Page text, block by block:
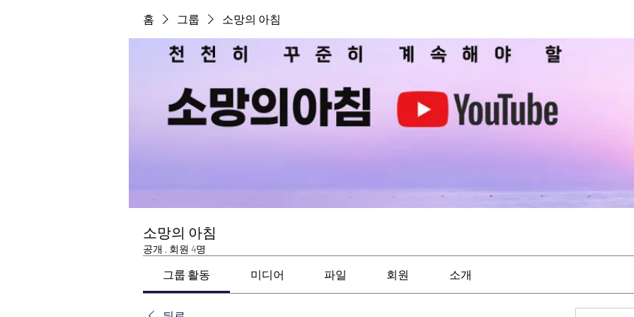
홈 그룹 소망의 아침
소망의 아침
공개 · 회원 4명
그룹 활동 미디어 파일 회원 소개